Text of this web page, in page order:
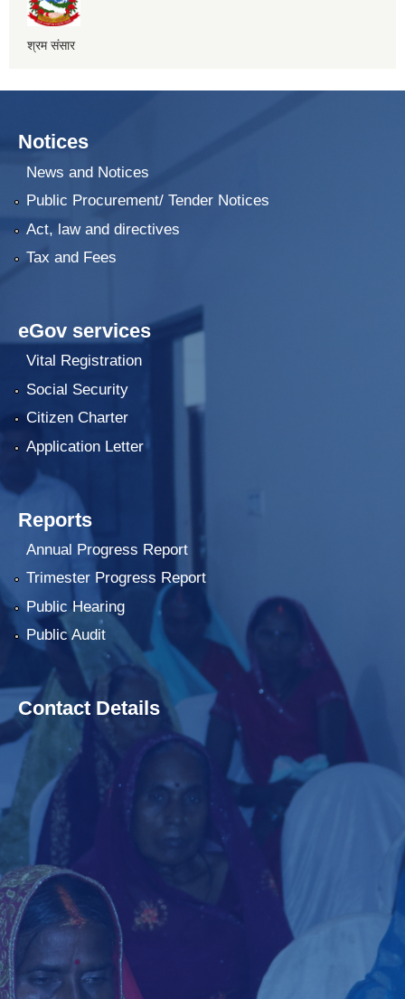
श्रम संसार
Notices
News and Notices
Public Procurement/ Tender Notices
Act, law and directives
Tax and Fees
eGov services
Vital Registration
Social Security
Citizen Charter
Application Letter
Reports
Annual Progress Report
Trimester Progress Report
Public Hearing
Public Audit
Contact Details